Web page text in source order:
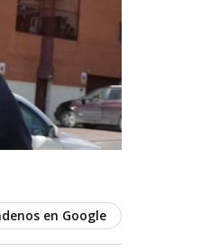
en Google